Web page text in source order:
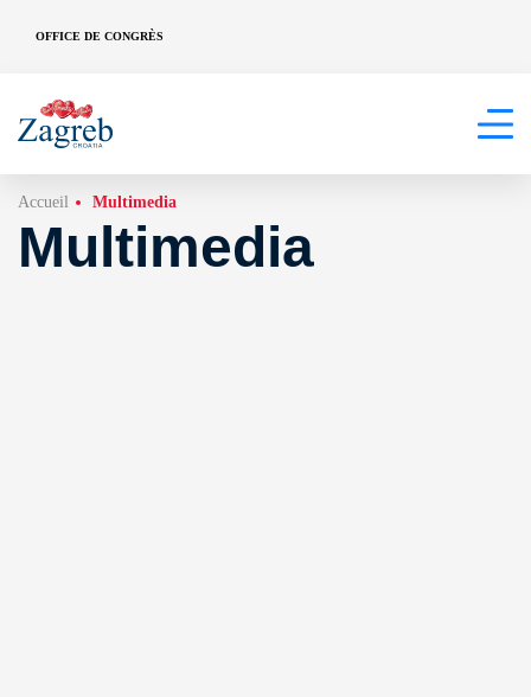
OFFICE DE CONGRÈS
Accueil Multimedia
Multimedia